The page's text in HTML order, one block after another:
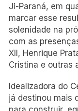
Ji-Paraná, em
marcar esse
solenidade na
com as
XII, Henrique
Cristina e outras
Idealizadora do
já destinou mais